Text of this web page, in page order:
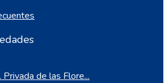
de las Flore...